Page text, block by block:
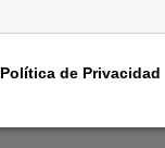
Política de Privacidad